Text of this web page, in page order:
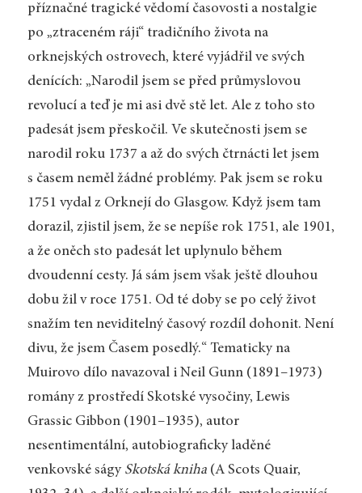
příznačné tragické vědomí časovosti a nostalgie
po „ztraceném ráji“ tradičního života na
orknejských ostrovech, které vyjádřil ve svých
denících: „Narodil jsem se před průmyslovou
revolucí a teď je mi asi dvě stě let. Ale z toho sto
padesát jsem přeskočil. Ve skutečnosti jsem se
narodil roku 1737 a až do svých čtrnácti let jsem
s časem neměl žádné problémy. Pak jsem se roku
1751 vydal z Orknejí do Glasgow. Když jsem tam
dorazil, zjistil jsem, že se nepíše rok 1751, ale 1901,
a že oněch sto padesát let uplynulo během
dvoudenní cesty. Já sám jsem však ještě dlouhou
dobu žil v roce 1751. Od té doby se po celý život
snažím ten neviditelný časový rozdíl dohonit. Není
divu, že jsem Časem posedlý.“ Tematicky na
Muirovo dílo navazoval i Neil Gunn (1891–1973)
romány z prostředí Skotské vysočiny, Lewis
Grassic Gibbon (1901–1935), autor
nesentimentální, autobiograficky laděné
venkovské ságy Skotská kniha(A Scots Quair,